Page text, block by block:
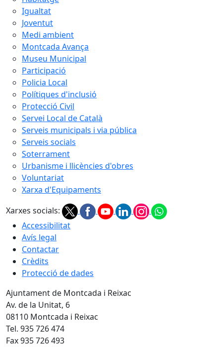
Igualtat
Joventut
Medi ambient
Montcada Avança
Museu Municipal
Participació
Policia Local
Polítiques d'inclusió
Protecció Civil
Servei Local de Català
Serveis municipals i via pública
Serveis socials
Soterrament
Urbanisme i llicències d'obres
Voluntariat
Xarxa d'Equipaments
Xarxes socials:
Accessibilitat
Avís legal
Contactar
Crèdits
Protecció de dades
Ajuntament de Montcada i Reixac
Av. de la Unitat, 6
08110 Montcada i Reixac
Tel. 935 726 474
Fax 935 726 493